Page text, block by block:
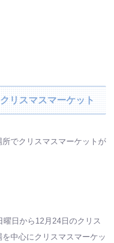
リスマスマーケット
でクリスマスマーケットが
曜日から12月24日のクリス
中心にクリスマスマーケッ